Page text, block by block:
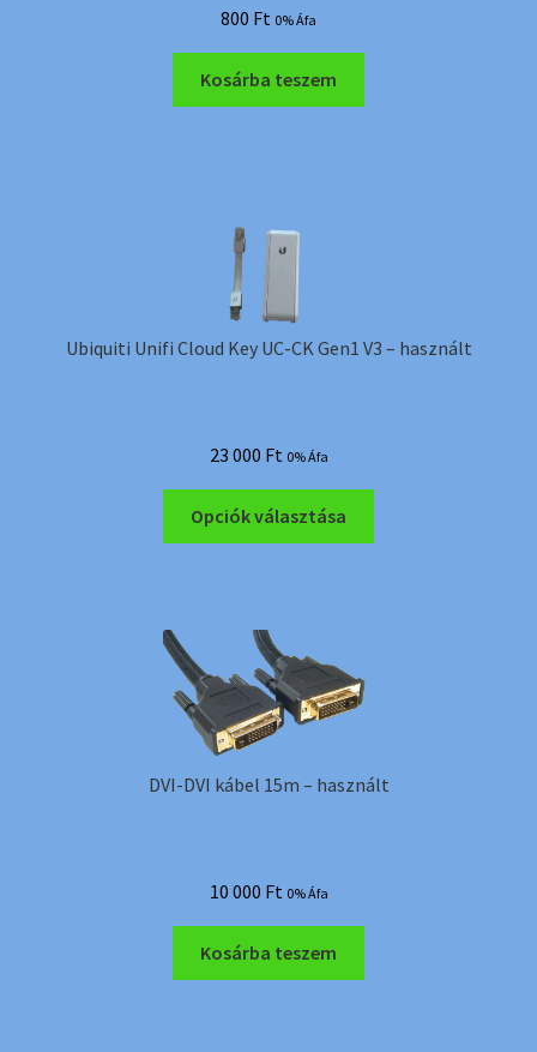
800 Ft 0% Áfa
Kosárba teszem
Ubiquiti Unifi Cloud Key UC-CK Gen1 V3 – használt
23 000 Ft 0% Áfa
Opciók választása
termékoldalon
DVI-DVI kábel 15m – használt
10 000 Ft 0% Áfa
Kosárba teszem